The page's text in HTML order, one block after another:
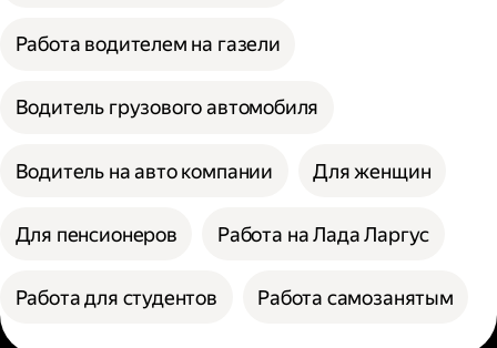
Работа водителем на газели
Водитель грузового автомобиля
Водитель на авто компании Для женщин
Для пенсионеров Работа на Лада Ларгус
Работа для студентов Работа самозанятым